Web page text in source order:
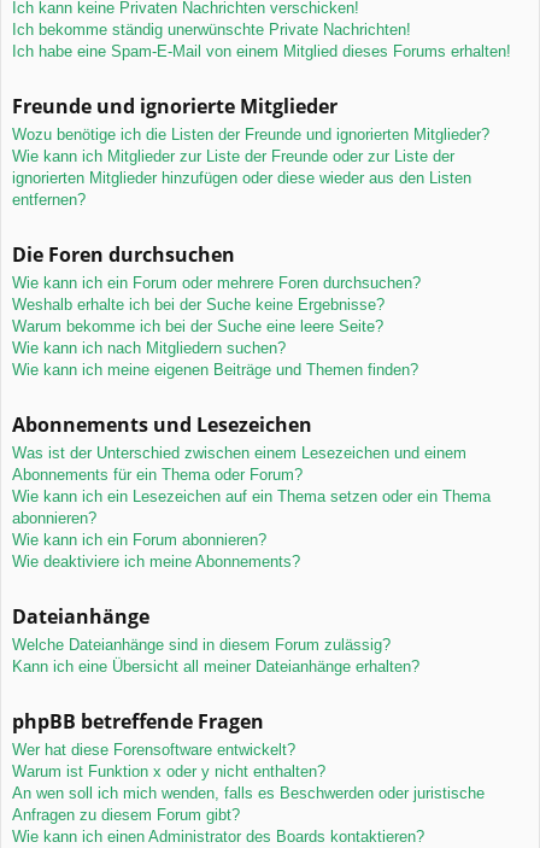
Ich kann keine Privaten Nachrichten verschicken!
Ich bekomme ständig unerwünschte Private Nachrichten!
Ich habe eine Spam-E-Mail von einem Mitglied dieses Forums erhalten!
Freunde und ignorierte Mitglieder
Wozu benötige ich die Listen der Freunde und ignorierten Mitglieder?
Wie kann ich Mitglieder zur Liste der Freunde oder zur Liste der
ignorierten Mitglieder hinzufügen oder diese wieder aus den Listen
entfernen?
Die Foren durchsuchen
Wie kann ich ein Forum oder mehrere Foren durchsuchen?
Weshalb erhalte ich bei der Suche keine Ergebnisse?
Warum bekomme ich bei der Suche eine leere Seite?
Wie kann ich nach Mitgliedern suchen?
Wie kann ich meine eigenen Beiträge und Themen finden?
Abonnements und Lesezeichen
Was ist der Unterschied zwischen einem Lesezeichen und einem
Abonnements für ein Thema oder Forum?
Wie kann ich ein Lesezeichen auf ein Thema setzen oder ein Thema
abonnieren?
Wie kann ich ein Forum abonnieren?
Wie deaktiviere ich meine Abonnements?
Dateianhänge
Welche Dateianhänge sind in diesem Forum zulässig?
Kann ich eine Übersicht all meiner Dateianhänge erhalten?
phpBB betreffende Fragen
Wer hat diese Forensoftware entwickelt?
Warum ist Funktion x oder y nicht enthalten?
An wen soll ich mich wenden, falls es Beschwerden oder juristische
Anfragen zu diesem Forum gibt?
Wie kann ich einen Administrator des Boards kontaktieren?